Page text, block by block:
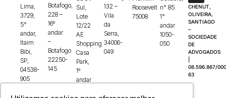
Lima,
3729,
5°
andar,
Itaim
Bibi,
SP,
04538-
905
Botafogo,
228 –
16º
andar
–
Botafogo
22250-
145
Sul,
Lote
12/22
AE
Shopping
Casa
Park,
1º
andar
132 –
Vila
da
Serra,
34006-
049
Roosevelt
75008
n° 85
1°
andar
1050-
050
CHENUT,
OLIVEIRA,
SANTIAGO
–
SOCIEDADE
DE
ADVOGADOS
08.596.867/
63